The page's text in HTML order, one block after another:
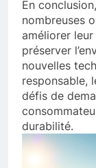
En
nombreuses
améliorer
préserver
nouvelles
responsable,
défis de
durabilité.